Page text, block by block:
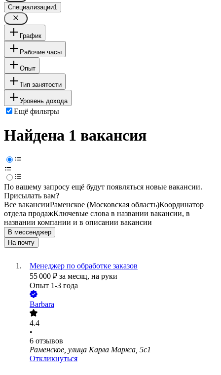
Специализации1
График
Рабочие часы
Опыт
Тип занятости
Уровень дохода
Ещё фильтры
Найдена 1 вакансия
По вашему запросу ещё будут появляться новые вакансии.
Присылать вам?
Все вакансииРаменское (Московская область)Координатор
отдела продажКлючевые слова в названии вакансии, в
названии компании и в описании вакансии
В мессенджер
На почту
Менеджер по обработке заказов
55 000 ₽ за месяц, на руки
Опыт 1-3 года
Barbara
4.4
•
6 отзывов
Раменское, улица Карла Маркса, 5с1
Откликнуться